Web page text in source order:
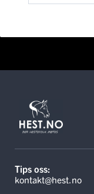
Tips oss:
kontakt@hest.no